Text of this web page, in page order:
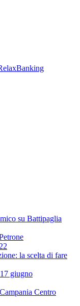
su Battipaglia
la scelta di fare
giugno
Centro